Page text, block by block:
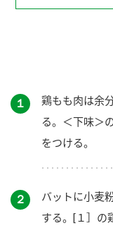
１
鶏もも肉は余
る。＜下味＞
をつける。
２
バットに小麦
する。[１］の